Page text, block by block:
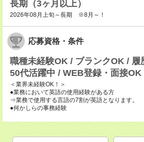
長期（3ヶ月以上）
2026年08月上旬～長期 ※8月～！
応募資格・条件
職種未経験OK / ブランクOK / 履
50代活躍中 / WEB登録・面接OK
＜業界未経験OK！＞
●業務において英語の使用経験がある方
⇒業務で使用する言語の7割が英語となります。
●何かしらの事務経験